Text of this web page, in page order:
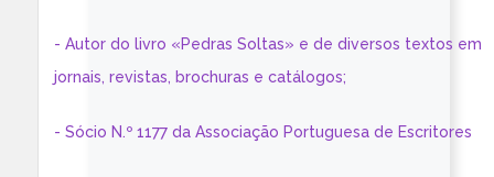
- Autor do livro «Pedras Soltas» e de diversos textos em
jornais, revistas, brochuras e catálogos;
- Sócio N.º 1177 da Associação Portuguesa de Escritores